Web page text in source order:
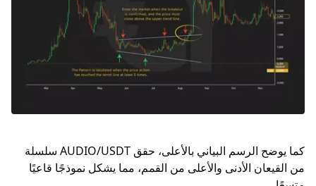
كما يوضح الرسم البياني بالأعلى، حقق AUDIO/USDT سلسلة
من القيعان الأدنى والأعلى من القمم، مما يشكل نموذجًا قاعيًا